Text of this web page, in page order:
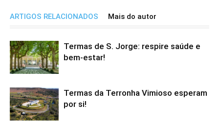
ARTIGOS RELACIONADOS Mais do autor
Termas de S. Jorge: respire saúde e
bem-estar!
Termas da Terronha Vimioso esperam
por si!